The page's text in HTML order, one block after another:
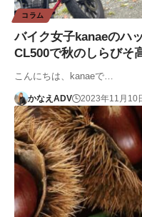
コラム
バイク女子kanaeのハ
CL500で秋のしらびそ
こんにちは、kanaeで…
かなえADV 2023年11月10